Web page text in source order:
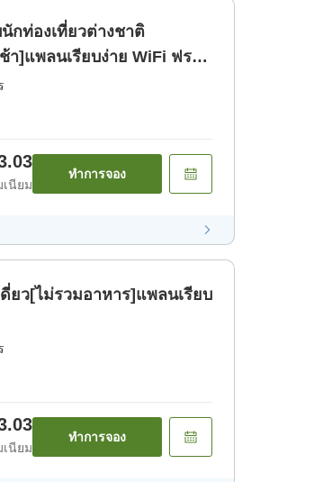
กท่องเที่ยวต่างชาติ
า]แพลนเรียบง่าย WiFi ฟร
นียม
ทำการจอง
ยว[ไม่รวมอาหาร]แพลนเรียบ
นียม
ทำการจอง